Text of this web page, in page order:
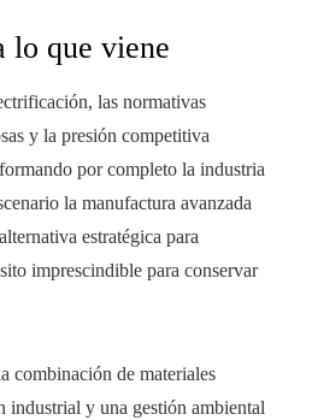
lo que viene
las normativas
y la presión competitiva
por completo la industria
la manufactura avanzada
estratégica para
imprescindible para conservar
combinación de materiales
industrial y una gestión ambiental